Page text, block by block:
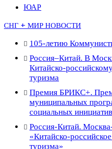
ЮАР
СНГ + МИР НОВОСТИ
105-летию
Россия–Китай. В
Китайско-
туризма
Премия БРИКС+.
муниципальных
социальных
Россия-Китай.
«Китайско-
туризма»